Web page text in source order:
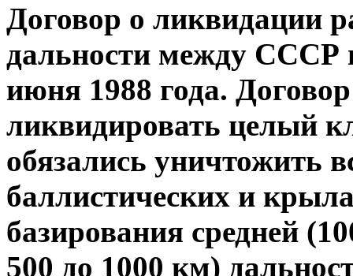
Договор о ликвидации
дальности между
июня 1988 года.
ликвидировать целый
обязались уничтожить
баллистических и
базирования средней
500 до 1000 км)